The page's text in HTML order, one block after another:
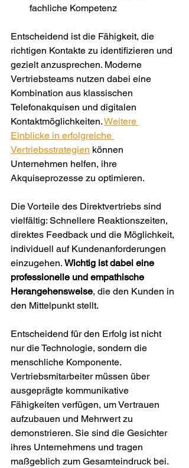
fachliche Kompetenz
Entscheidend ist die Fähigkeit, die
richtigen Kontakte zu identifizieren und
gezielt anzusprechen. Moderne
Vertriebsteams nutzen dabei eine
Kombination aus klassischen
Telefonakquisen und digitalen
Kontaktmöglichkeiten. Weitere
Einblicke in erfolgreiche
Vertriebsstrategien können
Unternehmen helfen, ihre
Akquiseprozesse zu optimieren.
Die Vorteile des Direktvertriebs sind
vielfältig: Schnellere Reaktionszeiten,
direktes Feedback und die Möglichkeit,
individuell auf Kundenanforderungen
einzugehen. Wichtig ist dabei eine
professionelle und empathische
Herangehensweise, die den Kunden in
den Mittelpunkt stellt.
Entscheidend für den Erfolg ist nicht
nur die Technologie, sondern die
menschliche Komponente.
Vertriebsmitarbeiter müssen über
ausgeprägte kommunikative
Fähigkeiten verfügen, um Vertrauen
aufzubauen und Mehrwert zu
demonstrieren. Sie sind die Gesichter
ihres Unternehmens und tragen
maßgeblich zum Gesamteindruck bei.